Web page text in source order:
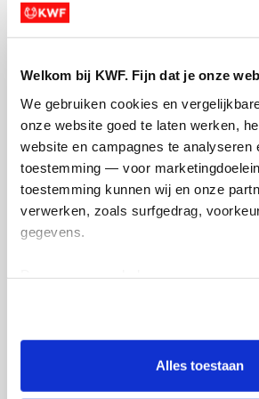
Welkom bij KWF. Fijn dat je onze
We gebruiken cookies en
onze website goed te laten werken,
website en campagnes te
toestemming — voor
toestemming kunnen wij en onze
verwerken, zoals surfgedrag,
gegevens.
tonen. Je kunt je toestemming op elk
intrekken via Cookie instellingen
lijst met cookies is te vinden in het
Alles toestaan
€1.239
Doneer
Tim's